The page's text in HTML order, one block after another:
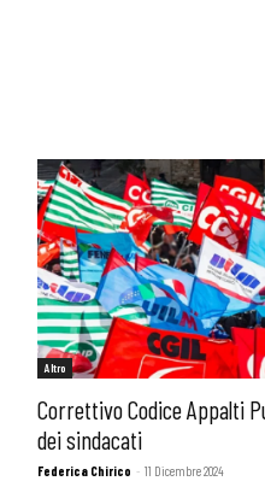
Altro
Correttivo Codice Appalti
dei sindacati
Federica Chirico - 11 Dicembre 2024